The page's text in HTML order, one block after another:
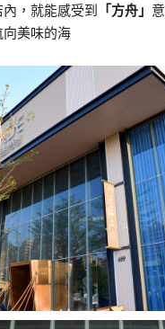
，就能感受到 「方舟」
美味的海